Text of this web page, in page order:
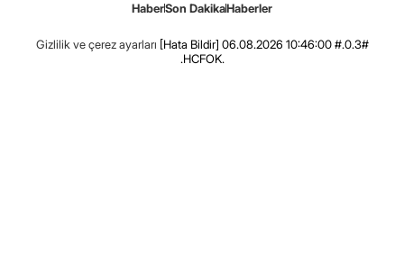
HaberSon DakikaHaberler
Gizlilik ve çerez ayarları [Hata Bildir] 06.08.2026 10:46:00 #.0.3#
.HCFOK.